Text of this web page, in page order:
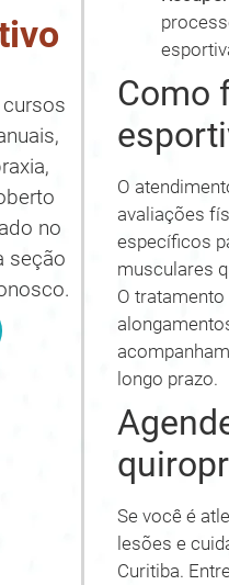
no
seção
Como
O
avaliações
específicos
musculares
O
longo prazo.
Se você é
lesões e
Curitiba.